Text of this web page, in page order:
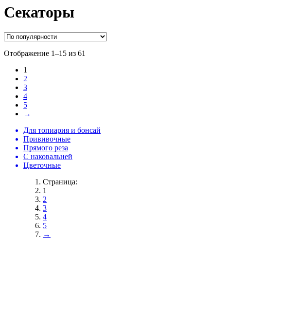
Секаторы
Отображение 1–15 из 61
1
2
3
4
5
→
Для топиария и бонсай
Прививочные
Прямого реза
С наковальней
Цветочные
Страница:
1
2
3
4
5
→